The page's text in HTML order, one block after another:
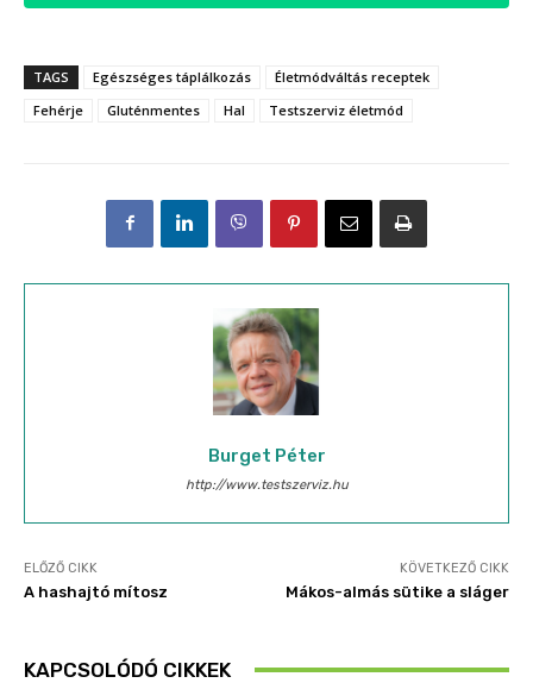
TAGS Egészséges táplálkozás
Életmódváltás receptek
Fehérje
Gluténmentes Hal Testszerviz életmód
Burget Péter
http://www.testszerviz.hu
ELŐZŐ CIKK
A hashajtó mítosz
KÖVETKEZŐ CIKK
Mákos-almás sütike a sláger
KAPCSOLÓDÓ CIKKEK